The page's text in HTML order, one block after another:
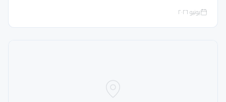
يونيو ٢٠٢٦